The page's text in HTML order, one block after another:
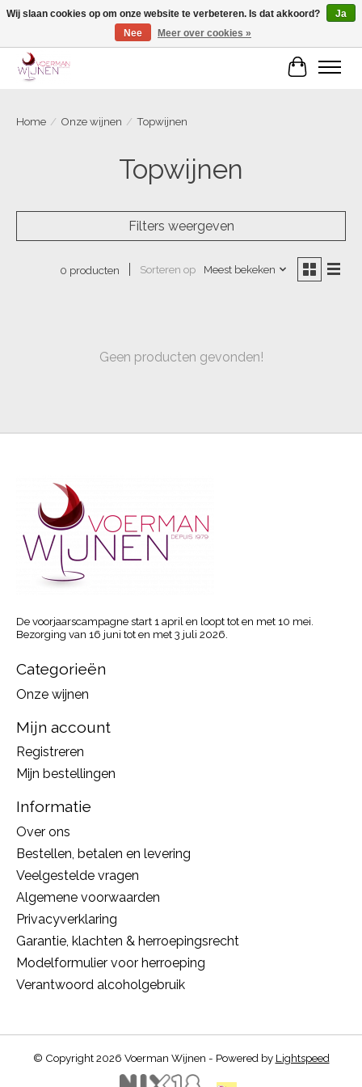
Voorjaarscampagne is gesloten
Home / Onze wijnen / Topwijnen
Topwijnen
Filters weergeven
0 producten Sorteren op Meest bekeken
Geen producten gevonden!
De voorjaarscampagne start 1 april en loopt tot en met 10 mei.
Bezorging van 16 juni tot en met 3 juli 2026.
Categorieën
Onze wijnen
Mijn account
Registreren
Mijn bestellingen
Informatie
Over ons
Bestellen, betalen en levering
Veelgestelde vragen
Algemene voorwaarden
Privacyverklaring
Garantie, klachten & herroepingsrecht
Modelformulier voor herroeping
Verantwoord alcoholgebruik
© Copyright 2026 Voerman Wijnen - Powered by Lightspeed
Wij slaan cookies op om onze website te verbeteren. Is dat akkoord?
Ja
Nee
Meer over cookies »